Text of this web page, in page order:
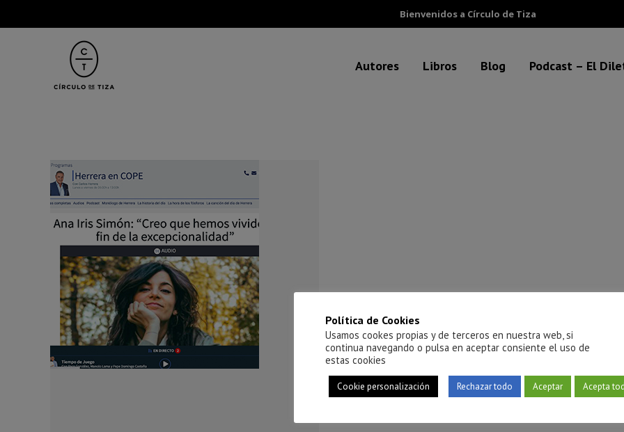
Bienvenidos a Círculo de Tiza
Autores Libros Blog Podcast – El
Política de Cookies
Usamos cookes propias y de terceros en nuestra web, si
continua navegando o pulsa en aceptar consiente el uso de
estas cookies
Cookie personalización Rechazar todo Aceptar Acepta